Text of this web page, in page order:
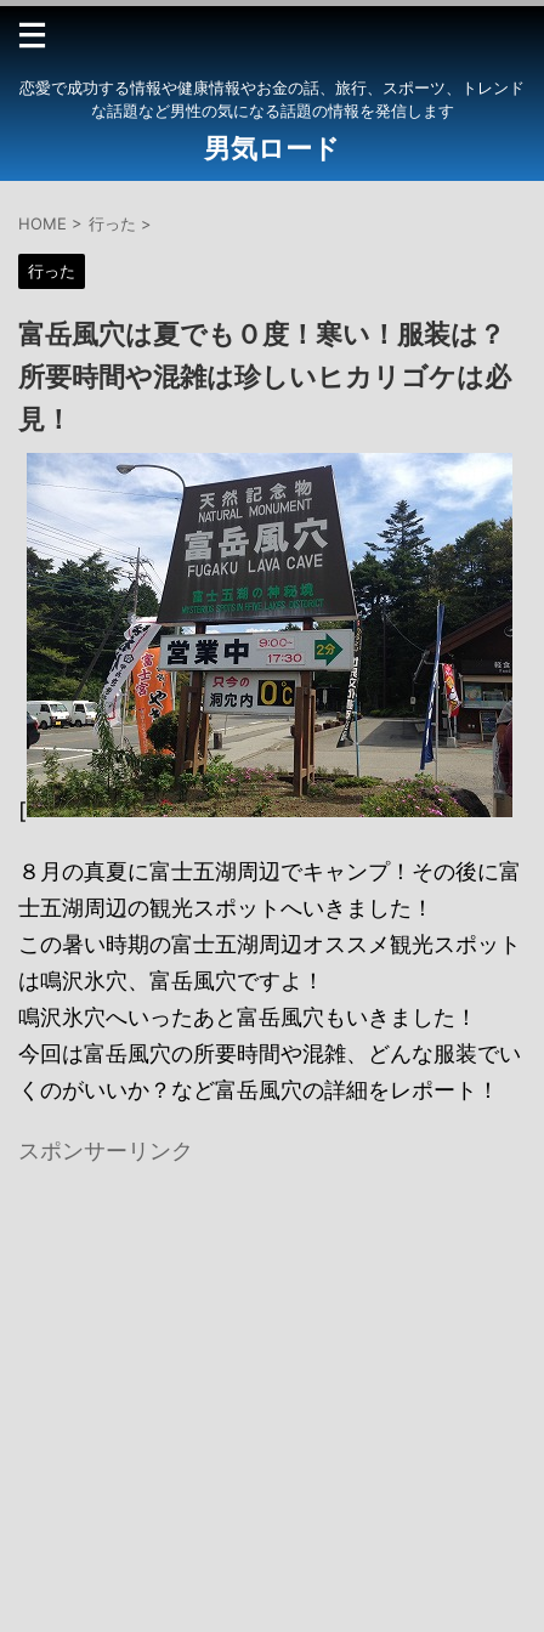
恋愛で成功する情報や健康情報やお金の話、旅行、スポーツ、トレンド
な話題など男性の気になる話題の情報を発信します
男気ロード
HOME > 行った >
行った
富岳風穴は夏でも０度！寒い！服装は？
所要時間や混雑は珍しいヒカリゴケは必
見！
[
８月の真夏に富士五湖周辺でキャンプ！その後に富
士五湖周辺の観光スポットへいきました！
この暑い時期の富士五湖周辺オススメ観光スポット
は鳴沢氷穴、富岳風穴ですよ！
鳴沢氷穴へいったあと富岳風穴もいきました！
今回は富岳風穴の所要時間や混雑、どんな服装でい
くのがいいか？など富岳風穴の詳細をレポート！
スポンサーリンク